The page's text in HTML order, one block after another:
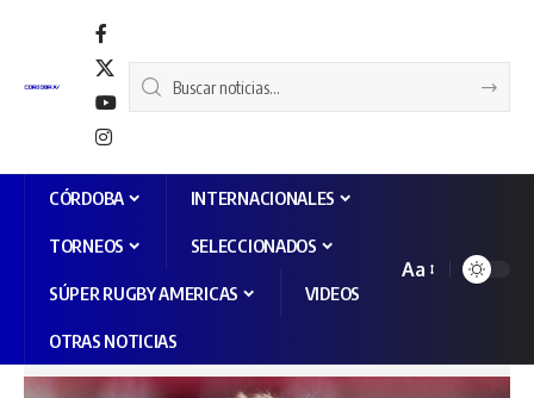
CÓRDOBA INTERNACIONALES
TORNEOS SELECCIONADOS
SÚPER RUGBY AMERICAS VIDEOS
OTRAS NOTICIAS
Aa